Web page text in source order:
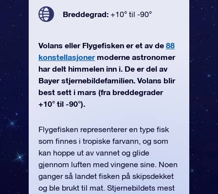
Breddegrad: +10° til -90°
Volans eller Flygefisken er et av de 88
konstellasjonermoderne astronomer
har delt himmelen inn i. De er del av
Bayer stjernebildefamilien. Volans blir
best sett i mars (fra breddegrader
+10° til -90°).
Flygefisken representerer en type fisk
som finnes i tropiske farvann, og som
kan hoppe ut av vannet og glide
gjennom luften med vingene sine. Noen
ganger så landet fisken på skipsdekket
og ble brukt til mat. Stjernebildets mest